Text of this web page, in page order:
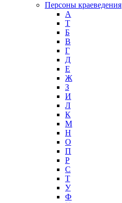
Персоны краеведения
А
T
Б
В
Г
Д
Е
Ж
З
И
Л
К
М
Н
О
П
Р
С
Т
У
Ф